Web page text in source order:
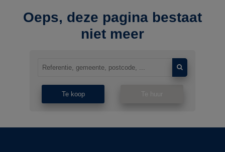
Oeps, deze pagina bestaat
niet meer
Te koop Te huur